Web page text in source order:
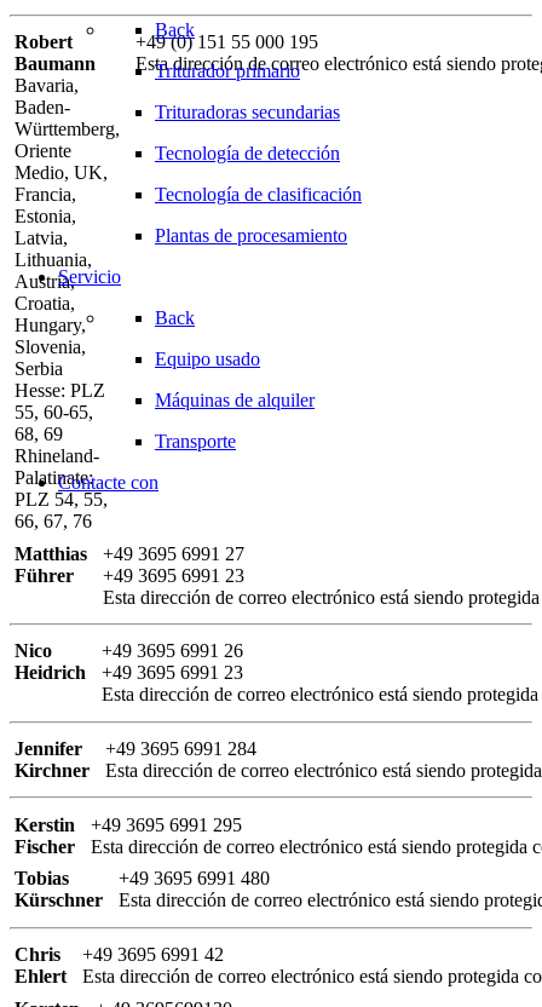
Back
Triturador primario
Trituradoras secundarias
Tecnología de detección
Tecnología de clasificación
Plantas de procesamiento
Servicio
Back
Equipo usado
Máquinas de alquiler
Transporte
Contacte con
Robert
Baumann
Bavaria,
Baden-
Württemberg,
Oriente
Medio, UK,
Francia,
Estonia,
Latvia,
Lithuania,
Austria,
Croatia,
Hungary,
Slovenia,
Serbia
Hesse: PLZ
55, 60-65,
68, 69
Rhineland-
Palatinate:
PLZ 54, 55,
66, 67, 76
+49 (0) 151 55 000 195
Esta dirección de correo electrónico está siendo
Matthias
Führer
+49 3695 6991 27
+49 3695 6991 23
Esta dirección de correo electrónico está siendo
Nico
Heidrich
+49 3695 6991 26
+49 3695 6991 23
Esta dirección de correo electrónico está siendo
Jennifer
Kirchner
+49 3695 6991 284
Esta dirección de correo electrónico está siendo
Kerstin
Fischer
+49 3695 6991 295
Esta dirección de correo electrónico está siendo protegida
Tobias
Kürschner
+49 3695 6991 480
Esta dirección de correo electrónico está siendo
Chris
Ehlert
+49 3695 6991 42
Esta dirección de correo electrónico está siendo protegida